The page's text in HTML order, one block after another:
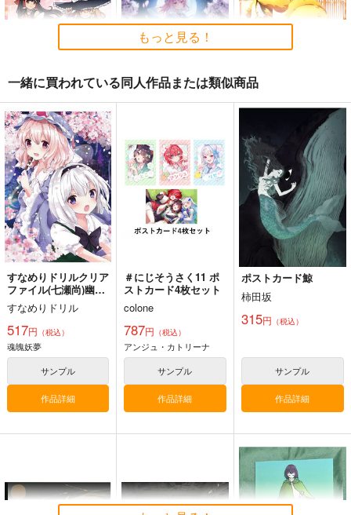
東方M-1ぐらんぷり音
楽集３
あ～るの～と
2,750円（税込）
東方Project
サンプル
情論
幽閉サテライト
2,750 円（税込）
東方Project
カート
狐色 祭り色二十三
尾。
狐色
660円（税込）
東方Project
八雲藍
菅牧典
サンプル
カート
星に寄せる想い/色は
匂へど散りぬるを
幽閉サテライト
始まりの雨
幽閉サテライト
東方錦上
京 ～ Fossilized Won
ders.
もっと見る！
一緒に買われている同人作品または類似商品
すなめりドリルクリア
ファイル(七瀬尚)幽々
子＆妖夢
すなめりドリル
517円 （税込）
魂魄妖夢
サンプル
作品詳細
＃にじそうさく11 ポ
ストカード4枚セット
colone
787円 （税込）
アンジュ・カトリーナ
サンプル
作品詳細
ポストカード鯨
柿田坂
315円 （税込）
サンプル
作品詳細